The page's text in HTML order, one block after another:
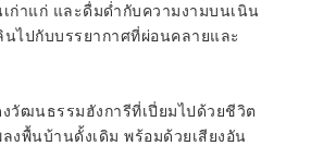
ก่าแก่ และดื่มด่ำกับความงามบนเนิน
ไปกับบรรยากาศที่ผ่อนคลายและ
วัฒนธรรมฮังการีที่เปี่ยมไปด้วยชีวิต
งพื้นบ้านดั้งเดิม พร้อมด้วยเสียงอัน